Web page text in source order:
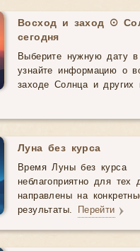
Восход и заход ☉
сегодня
Выберите нужную дату
узнайте информацию о
заходе Солнца и других
Луна без курса
Время Луны без курса
неблагоприятно для тех
направлены на
результаты. Перейти